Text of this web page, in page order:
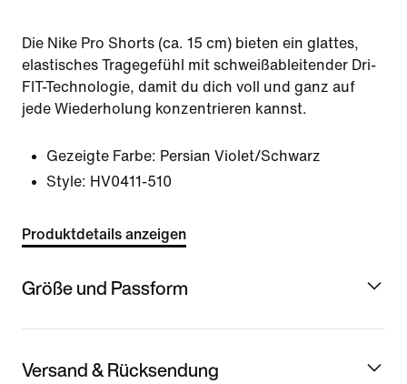
Die Nike Pro Shorts (ca. 15 cm) bieten ein glattes,
elastisches Tragegefühl mit schweißableitender Dri-
FIT-Technologie, damit du dich voll und ganz auf
jede Wiederholung konzentrieren kannst.
Gezeigte Farbe: Persian Violet/Schwarz
Style: HV0411-510
Produktdetails anzeigen
Größe und Passform
Versand & Rücksendung